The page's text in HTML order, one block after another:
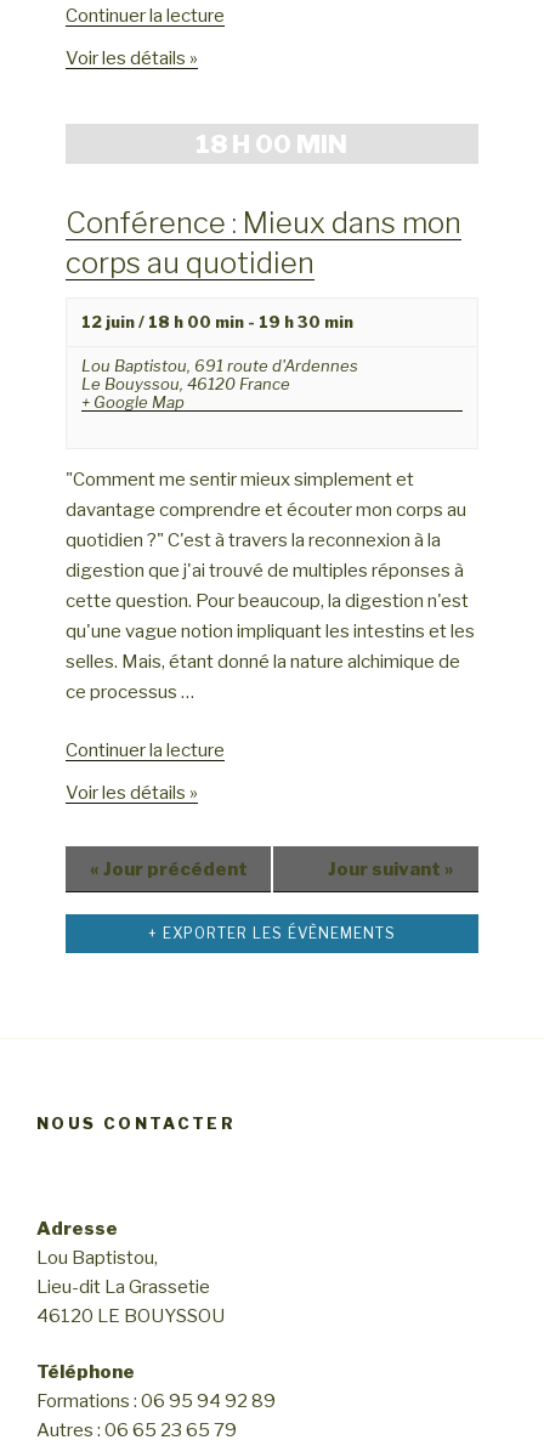
s
É
è
m
e
n
Continuer la lecturede
des
saisons »
Voir les détails »
18 H 00 MIN
Conférence : Mieux dans mon
corps au quotidien
12 juin / 18 h 00 min- 19 h 30 min
Lou Baptistou, 691 route d'Ardennes
Le Bouyssou, 46120 France
+ Google Map
"Comment me sentir mieux simplement et
davantage comprendre et écouter mon corps au
quotidien ?" C'est à travers la reconnexion à la
digestion que j'ai trouvé de multiples réponses à
cette question. Pour beaucoup, la digestion n'est
qu'une vague notion impliquant les intestins et les
selles. Mais, étant donné la nature alchimique de
ce processus …
Continuer la lecturede
dans
corps
Voir les détails »
« Jour précédent Jour suivant »
+ EXPORTER LES ÉVÈNEMENTS
NOUS CONTACTER
Adresse
Lou Baptistou,
Lieu-dit La Grassetie
46120 LE BOUYSSOU
Téléphone
Formations : 06 95 94 92 89
Autres : 06 65 23 65 79